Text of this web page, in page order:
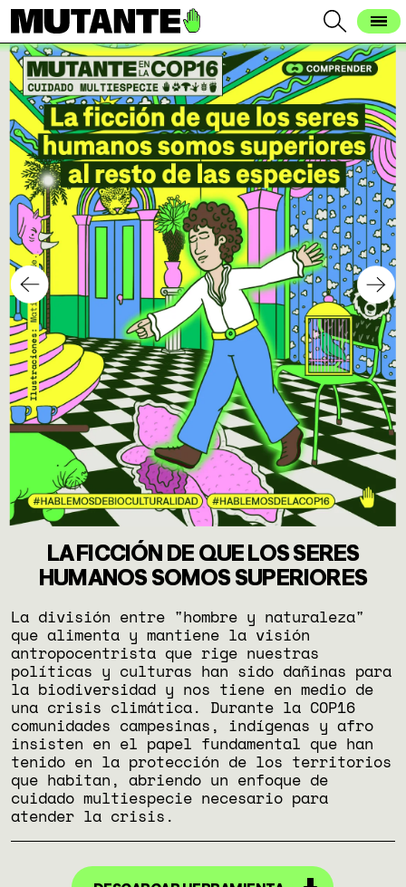
LA FICCIÓN DE QUE LOS SERES
HUMANOS SOMOS SUPERIORES
La división entre "hombre y naturaleza"
que alimenta y mantiene la visión
antropocentrista que rige nuestras
políticas y culturas han sido dañinas para
la biodiversidad y nos tiene en medio de
una crisis climática. Durante la COP16
comunidades campesinas, indígenas y afro
insisten en el papel fundamental que han
tenido en la protección de los territorios
que habitan, abriendo un enfoque de
cuidado multiespecie necesario para
atender la crisis.